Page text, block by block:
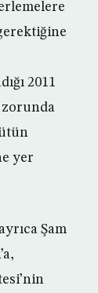
2011
zorunda
yer
Şam